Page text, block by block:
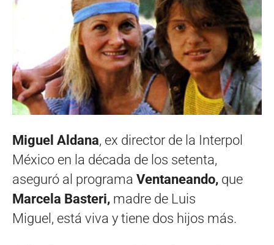
Miguel Aldana, ex director de la Interpol
México en la década de los setenta,
aseguró al programa Ventaneando, que
Marcela Basteri, madre de Luis
Miguel, está viva y tiene dos hijos más.